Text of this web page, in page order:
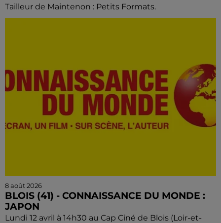
Tailleur de Maintenon : Petits Formats.
8 août 2026
BLOIS (41) - CONNAISSANCE DU MONDE :
JAPON
Lundi 12 avril à 14h30 au Cap Ciné de Blois (Loir-et-